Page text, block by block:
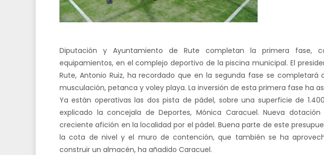
Diputación y Ayuntamiento de Rute completan la primera fase,
equipamientos, en el complejo deportivo de la piscina municipal. El
Rute, Antonio Ruiz, ha recordado que en la segunda fase se
musculación, petanca y voley playa. La inversión de esta primera fase ha
Ya están operativas las dos pista de pádel, sobre una superficie de
explicado la concejala de Deportes, Mónica Caracuel. Nueva
creciente afición en la localidad por el pádel. Buena parte de este
la cota de nivel y el muro de contención, que también se ha
construir un almacén, ha añadido Caracuel.